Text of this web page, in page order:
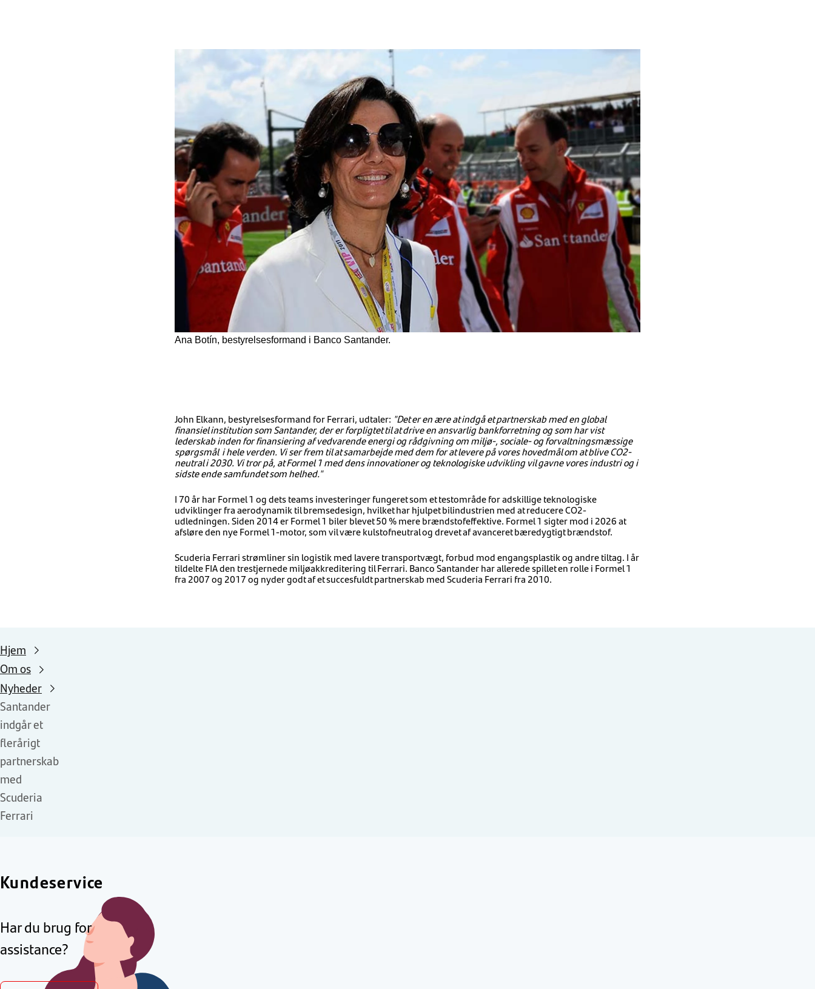
Ana Botín, bestyrelsesformand i Banco Santander.
John Elkann, bestyrelsesformand for Ferrari, udtaler: "Det er en ære at indgå et partnerskab med en global
finansiel institution som Santander, der er forpligtet til at drive en ansvarlig bankforretning og som har vist
lederskab inden for finansiering af vedvarende energi og rådgivning om miljø-, sociale- og forvaltningsmæssige
spørgsmål i hele verden. Vi ser frem til at samarbejde med dem for at levere på vores hovedmål om at blive CO2-
neutral i 2030. Vi tror på, at Formel 1 med dens innovationer og teknologiske udvikling vil gavne vores industri og i
sidste ende samfundet som helhed."
I 70 år har Formel 1 og dets teams investeringer fungeret som et testområde for adskillige teknologiske
udviklinger fra aerodynamik til bremsedesign, hvilket har hjulpet bilindustrien med at reducere CO2-
udledningen. Siden 2014 er Formel 1 biler blevet 50 % mere brændstofeffektive. Formel 1 sigter mod i 2026 at
afsløre den nye Formel 1-motor, som vil være kulstofneutral og drevet af avanceret bæredygtigt brændstof.
Scuderia Ferrari strømliner sin logistik med lavere transportvægt, forbud mod engangsplastik og andre tiltag. I år
tildelte FIA den trestjernede miljøakkreditering til ​​Ferrari. Banco Santander har allerede spillet en rolle i Formel 1
fra 2007 og 2017 og nyder godt af et succesfuldt partnerskab med Scuderia Ferrari fra 2010.
Hjem
Om os
Nyheder
Santander
indgår et
flerårigt
partnerskab
med
Scuderia
Ferrari
Kundeservice
Har du brug for
assistance?